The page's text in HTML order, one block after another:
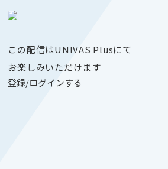
この配信はUNIVAS Plusにて
お楽しみいただけます
登録/ログインする